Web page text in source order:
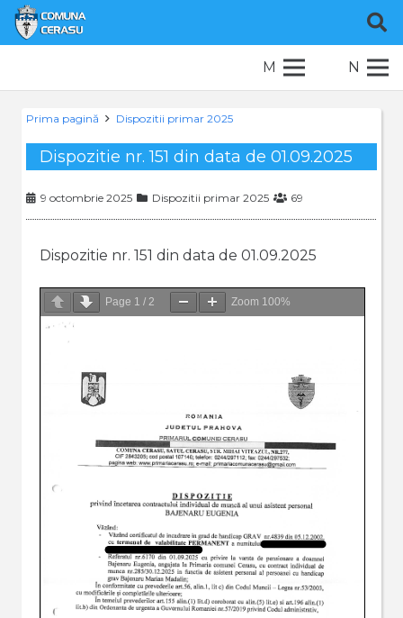
M N
Prima pagină Dispozitii primar 2025
Dispozitie nr. 151 din data de 01.09.2025
9 octombrie 2025 Dispozitii primar 2025 69
Dispozitie nr. 151 din data de 01.09.2025
Page 1 / 2 Zoom 100%